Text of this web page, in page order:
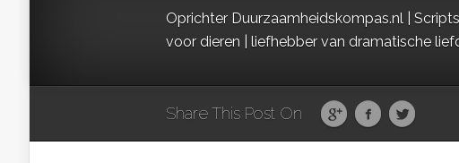
Oprichter Duurzaamheidskompas.nl |
voor dieren | liefhebber van dramatische
Share This Post On